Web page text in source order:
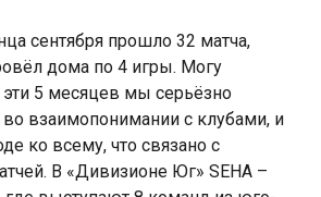
сентября прошло 32 матча,
дома по 4 игры. Могу
эти 5 месяцев мы серьёзно
взаимопонимании с клубами, и
ко всему, что связано с
В «Дивизионе Юг» SEHA –